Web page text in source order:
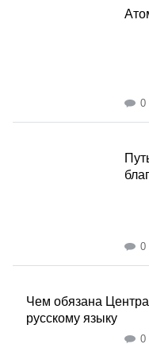
0
0
Чем обязана
русскому языку
0